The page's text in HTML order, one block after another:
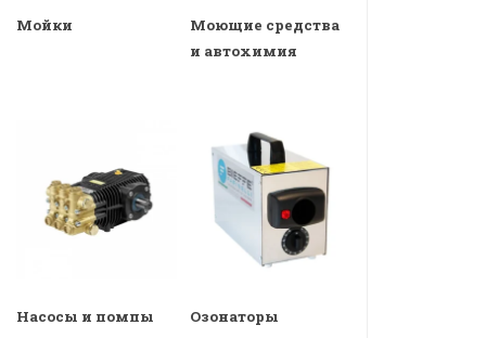
Мойки
Моющие средства
и автохимия
Насосы и помпы Озонаторы